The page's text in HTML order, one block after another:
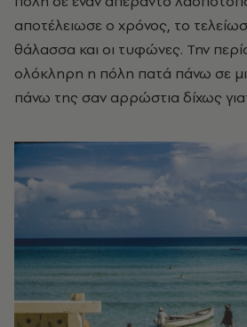
αποτέλειωσε ο χρόνος, το
θάλασσα και οι τυφώνες. Την
ολόκληρη η πόλη πατά πάνω σε
πάνω της σαν αρρώστια δίχως